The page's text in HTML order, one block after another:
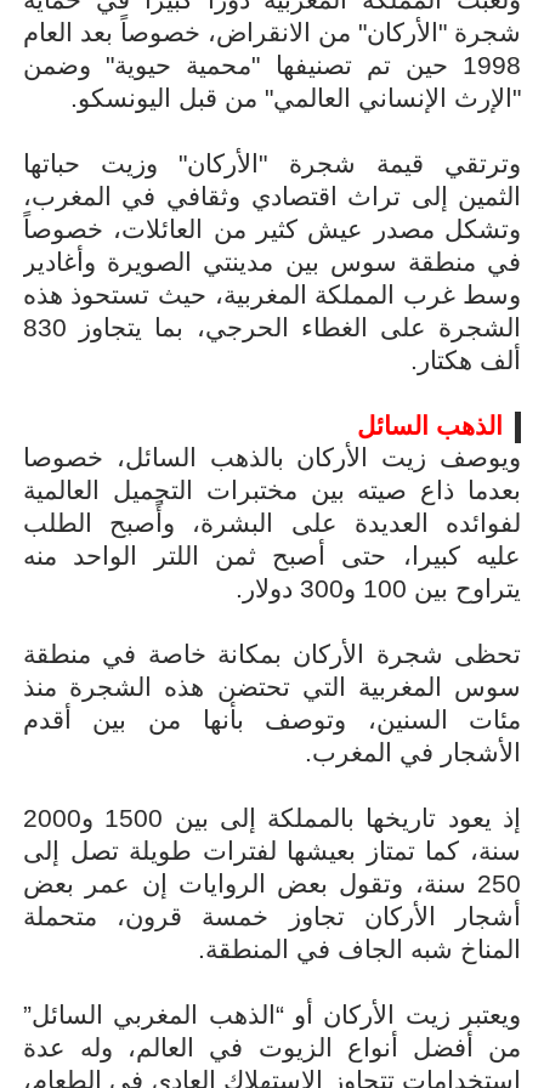
شجرة "الأركان" من الانقراض، خصوصاً بعد العام
1998 حين تم تصنيفها "محمية حيوية" وضمن
"الإرث الإنساني العالمي" من قبل اليونسكو.
وترتقي قيمة شجرة "الأركان" وزيت حباتها
الثمين إلى تراث اقتصادي وثقافي في المغرب،
وتشكل مصدر عيش كثير من العائلات، خصوصاً
في منطقة سوس بين مدينتي الصويرة وأغادير
وسط غرب المملكة المغربية، حيث تستحوذ هذه
الشجرة على الغطاء الحرجي، بما يتجاوز 830
ألف هكتار.
الذهب السائل
ويوصف زيت الأركان بالذهب السائل، خصوصا
بعدما ذاع صيته بين مختبرات التجميل العالمية
لفوائده العديدة على البشرة، وأًصبح الطلب
عليه كبيرا، حتى أصبح ثمن اللتر الواحد منه
يتراوح بين 100 و300 دولار.
تحظى شجرة الأركان بمكانة خاصة في منطقة
سوس المغربية التي تحتضن هذه الشجرة منذ
مئات السنين، وتوصف بأنها من بين أقدم
الأشجار في المغرب.
إذ يعود تاريخها بالمملكة إلى بين 1500 و2000
سنة، كما تمتاز بعيشها لفترات طويلة تصل إلى
250 سنة، وتقول بعض الروايات إن عمر بعض
أشجار الأركان تجاوز خمسة قرون، متحملة
المناخ شبه الجاف في المنطقة.
ويعتبر زيت الأركان أو “الذهب المغربي السائل”
من أفضل أنواع الزيوت في العالم، وله عدة
استخدامات تتجاوز الاستهلاك العادي في الطعام،